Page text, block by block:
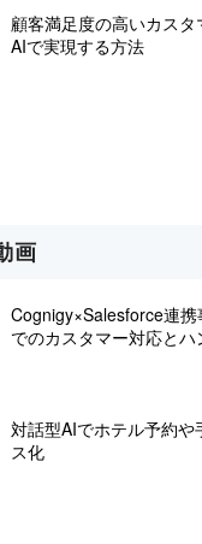
顧客満足度の高いカス
AIで実現する方法
画
Cognigy×Salesforce連
でのカスタマー対応とハ
対話型AIでホテル予約
ス化